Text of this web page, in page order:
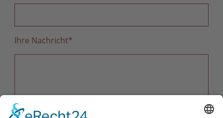
Ihre Nachricht*